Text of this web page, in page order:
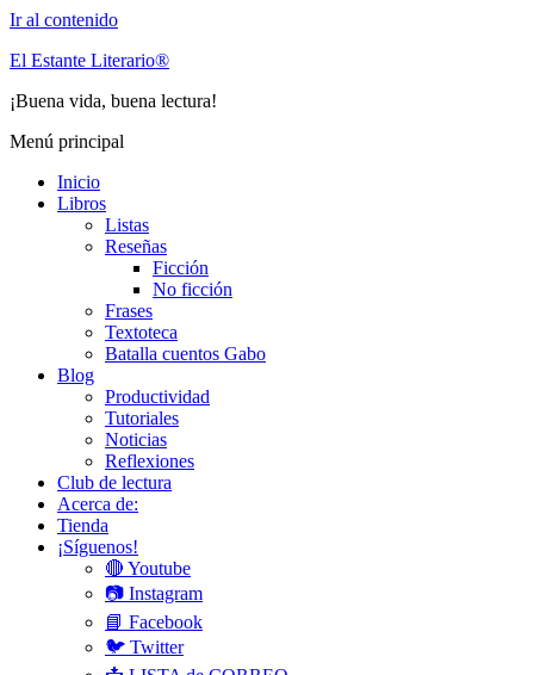
Ir al contenido
El Estante Literario®
¡Buena vida, buena lectura!
Menú principal
Inicio
Libros
Listas
Reseñas
Ficción
No ficción
Frases
Textoteca
Batalla cuentos Gabo
Blog
Productividad
Tutoriales
Noticias
Reflexiones
Club de lectura
Acerca de:
Tienda
¡Síguenos!
🔴 Youtube
📷 Instagram
📘 Facebook
🐦 Twitter